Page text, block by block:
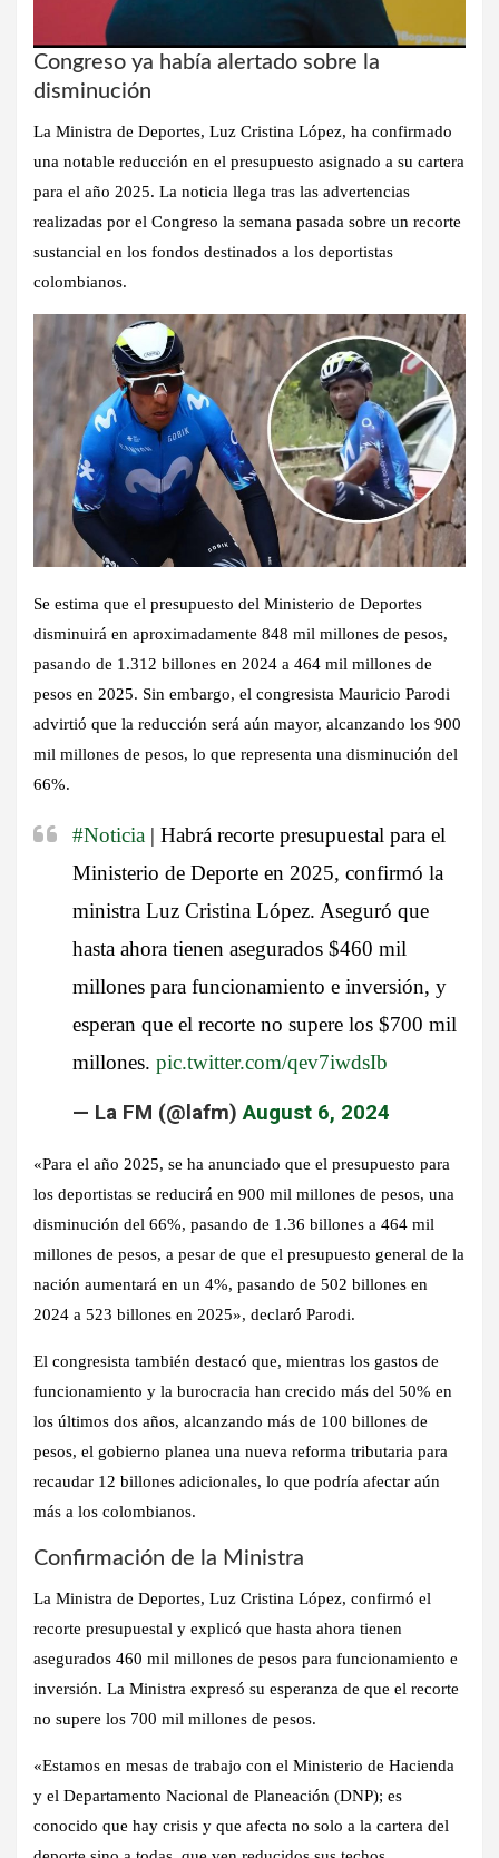
Congreso ya había alertado sobre la
disminución
La Ministra de Deportes, Luz Cristina López, ha confirmado
una notable reducción en el presupuesto asignado a su cartera
para el año 2025. La noticia llega tras las advertencias
realizadas por el Congreso la semana pasada sobre un recorte
sustancial en los fondos destinados a los deportistas
colombianos.
Se estima que el presupuesto del Ministerio de Deportes
disminuirá en aproximadamente 848 mil millones de pesos,
pasando de 1.312 billones en 2024 a 464 mil millones de
pesos en 2025. Sin embargo, el congresista Mauricio Parodi
advirtió que la reducción será aún mayor, alcanzando los 900
mil millones de pesos, lo que representa una disminución del
66%.
#Noticia | Habrá recorte presupuestal para el
Ministerio de Deporte en 2025, confirmó la
ministra Luz Cristina López. Aseguró que
hasta ahora tienen asegurados $460 mil
millones para funcionamiento e inversión, y
esperan que el recorte no supere los $700 mil
millones. pic.twitter.com/qev7iwdsIb
— La FM (@lafm)August 6, 2024
«Para el año 2025, se ha anunciado que el presupuesto para
los deportistas se reducirá en 900 mil millones de pesos, una
disminución del 66%, pasando de 1.36 billones a 464 mil
millones de pesos, a pesar de que el presupuesto general de la
nación aumentará en un 4%, pasando de 502 billones en
2024 a 523 billones en 2025», declaró Parodi.
El congresista también destacó que, mientras los gastos de
funcionamiento y la burocracia han crecido más del 50% en
los últimos dos años, alcanzando más de 100 billones de
pesos, el gobierno planea una nueva reforma tributaria para
recaudar 12 billones adicionales, lo que podría afectar aún
más a los colombianos.
Confirmación de la Ministra
La Ministra de Deportes, Luz Cristina López, confirmó el
recorte presupuestal y explicó que hasta ahora tienen
asegurados 460 mil millones de pesos para funcionamiento e
inversión. La Ministra expresó su esperanza de que el recorte
no supere los 700 mil millones de pesos.
«Estamos en mesas de trabajo con el Ministerio de Hacienda
y el Departamento Nacional de Planeación (DNP); es
conocido que hay crisis y que afecta no solo a la cartera del